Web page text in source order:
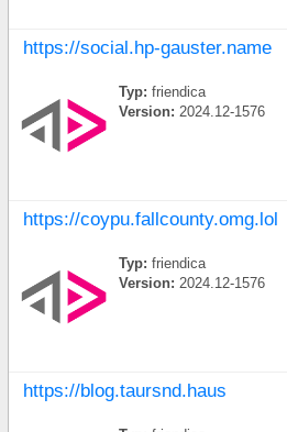
https://social.hp-gauster.name
Typ: friendica
Version: 2024.12-1576
https://coypu.fallcounty.omg.lol
Typ: friendica
Version: 2024.12-1576
https://blog.taursnd.haus